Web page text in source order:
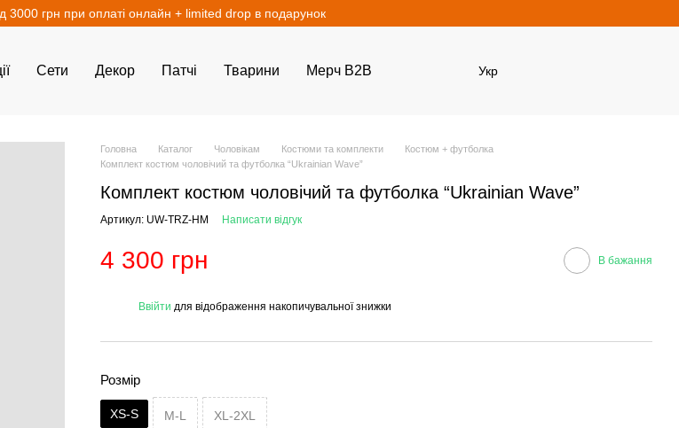
3000 грн при оплаті онлайн + limited drop в подарунок
Сети Декор Патчі Тварини Мерч B2B Укр
Головна Каталог Чоловікам Костюми та комплекти
Костюм + футболка
Комплект костюм чоловічий та футболка “Ukrainian Wave”
Комплект костюм чоловічий та футболка “Ukrainian Wave”
Артикул: UW-TRZ-HM Написати відгук
4 300 грн В бажання
Ввійти для відображення накопичувальної знижки
Розмір
XS-S M-L XL-2XL